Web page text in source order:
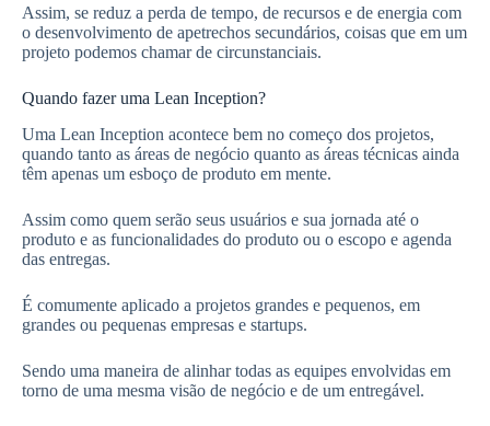
Assim, se reduz a perda de tempo, de recursos e de energia com
o desenvolvimento de apetrechos secundários, coisas que em um
projeto podemos chamar de circunstanciais.
Quando fazer uma Lean Inception?
Uma Lean Inception acontece bem no começo dos projetos,
quando tanto as áreas de negócio quanto as áreas técnicas ainda
têm apenas um esboço de produto em mente.
Assim como quem serão seus usuários e sua jornada até o
produto e as funcionalidades do produto ou o escopo e agenda
das entregas.
É comumente aplicado a projetos grandes e pequenos, em
grandes ou pequenas empresas e startups.
Sendo uma maneira de alinhar todas as equipes envolvidas em
torno de uma mesma visão de negócio e de um entregável.